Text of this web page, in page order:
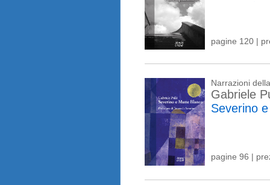
pagine 120 |
Narrazioni
Gabriele
Severino
pagine 96 |